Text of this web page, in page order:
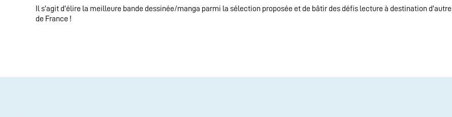
Il s’agit d’élire la meilleure bande dessinée/manga parmi la sélection proposée et de bâtir des défis lecture à destination
de France !